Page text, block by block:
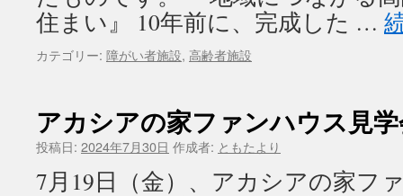
住まい』 10年前に、完成した …
カテゴリー: 障がい者施設, 高齢者施設
アカシアの家ファンハウス見
投稿日: 2024年7月30日 作成者: ともたより
7月19日（金）、アカシアの家フ